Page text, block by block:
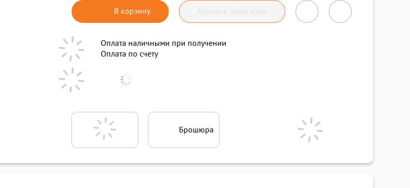
В корзину
Оплата наличными при получении
Оплата по счету
Брошюра